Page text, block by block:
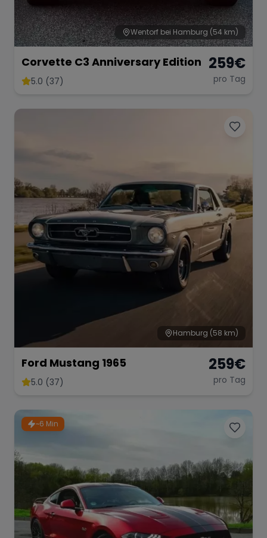
Wentorf bei Hamburg (54 km)
Corvette C3 Anniversary Edition
5.0 (37)
259€
pro Tag
Hamburg (58 km)
Ford Mustang 1965
5.0 (37)
259€
pro Tag
~6 Min